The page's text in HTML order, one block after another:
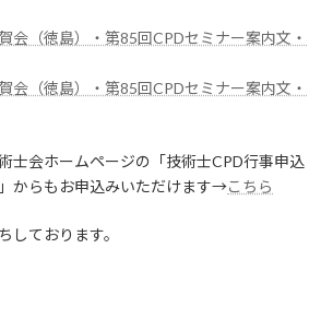
会（徳島）・第85回CPDセミナー案内文・
会（徳島）・第85回CPDセミナー案内文・
士会ホームページの「技術士CPD行事申込
からもお申込みいただけます→こちら
しております。